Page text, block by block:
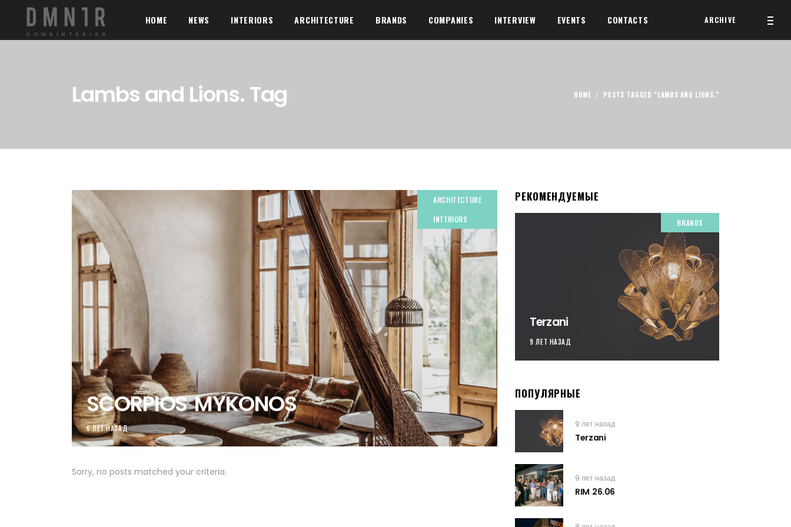
HOME NEWS INTERIORS ARCHITECTURE BRANDS COMPANIES INTERVIEW EVENTS CONTACTS ARCHIVE
Lambs and Lions. Tag HOME / POSTS TAGGED "LAMBS AND LIONS."
ARCHITECTURE
INTERIORS
SCORPIOS MYKONOS
6 ЛЕТ НАЗАД
Sorry, no posts matched your criteria.
РЕКОМЕНДУЕМЫЕ
BRANDS
Terzani
9 ЛЕТ НАЗАД
ПОПУЛЯРНЫЕ
9 лет назад
Terzani
9 лет назад
RIM 26.06